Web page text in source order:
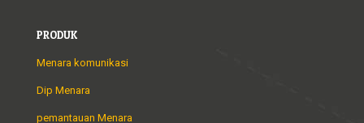
PRODUK
Menara komunikasi
Dip Menara
pemantauan Menara